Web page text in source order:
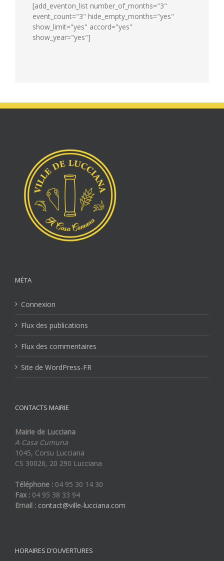
[add_eventon_list number_of_months="3"
event_count="3" hide_empty_months="yes"
show_limit="yes" accord="yes"
show_year="yes"]
MÉTA
Connexion
Flux des publications
Flux des commentaires
Site de WordPress-FR
CONTACTS MAIRIE
Mairie de Lucciana
A Casa Cumuna
1045, Corsu Lucciana
CS 30026, 20 290 Lucciana
Téléphone : 04 95 30 14 30
Fax : 04 95 38 33 94
Email : contact@ville-lucciana.com
HORAIRES D’OUVERTURES